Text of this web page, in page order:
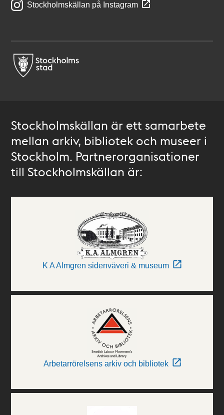
Stockholmskällan på Instagram
Stockholmskällan är ett samarbete
mellan arkiv, bibliotek och museer i
Stockholm. Partnerorganisationer
till Stockholmskällan är:
K A Almgren sidenväveri & museum
Arbetarrörelsens arkiv och bibliotek